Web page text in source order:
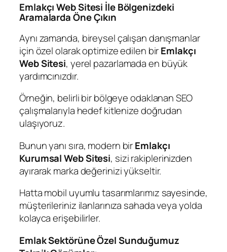
Emlakçı Web Sitesi İle Bölgenizdeki
Aramalarda Öne Çıkın
Aynı zamanda, bireysel çalışan danışmanlar
için özel olarak optimize edilen birEmlakçı
Web Sitesi, yerel pazarlamada en büyük
yardımcınızdır.
Örneğin, belirli bir bölgeye odaklanan SEO
çalışmalarıyla hedef kitlenize doğrudan
ulaşıyoruz.
Bunun yanı sıra, modern birEmlakçı
Kurumsal Web Sitesi, sizi rakiplerinizden
ayırarak marka değerinizi yükseltir.
Hatta mobil uyumlu tasarımlarımız sayesinde,
müşterileriniz ilanlarınıza sahada veya yolda
kolayca erişebilirler.
Emlak Sektörüne Özel Sunduğumuz